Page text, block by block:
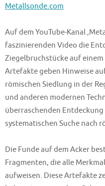
Metallsonde.com
Auf dem YouTube-Kanal
faszinierenden Video die
Ziegelbruchstücke auf
Artefakte geben Hinweise
römischen Siedlung in der
und anderen modernen
überraschenden
systematischen Suche nach
Die Funde auf dem Acker
Fragmenten, die alle
aufweisen. Diese Artefakte